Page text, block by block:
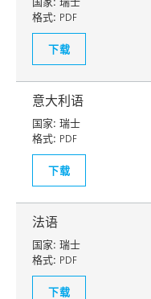
格式: PDF
下载
意大利语
国家: 瑞士
格式: PDF
下载
法语
国家: 瑞士
格式: PDF
下载